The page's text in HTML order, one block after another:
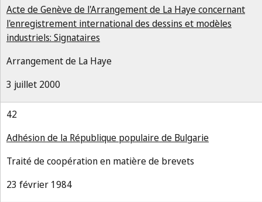
Acte de Genève de l'Arrangement de La Haye concernant
l'enregistrement international des dessins et modèles
industriels: Signataires
Arrangement de La Haye
3 juillet 2000
42
Adhésion de la République populaire de Bulgarie
Traité de coopération en matière de brevets
23 février 1984